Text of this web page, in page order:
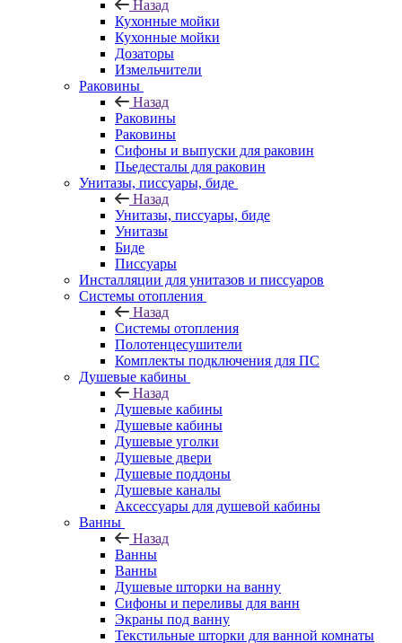
Назад
Кухонные мойки
Кухонные мойки
Дозаторы
Измельчители
Раковины
Назад
Раковины
Раковины
Сифоны и выпуски для раковин
Пьедесталы для раковин
Унитазы, писсуары, биде
Назад
Унитазы, писсуары, биде
Унитазы
Биде
Писсуары
Инсталляции для унитазов и писсуаров
Системы отопления
Назад
Системы отопления
Полотенцесушители
Комплекты подключения для ПС
Душевые кабины
Назад
Душевые кабины
Душевые кабины
Душевые уголки
Душевые двери
Душевые поддоны
Душевые каналы
Аксессуары для душевой кабины
Ванны
Назад
Ванны
Ванны
Душевые шторки на ванну
Сифоны и переливы для ванн
Экраны под ванну
Текстильные шторки для ванной комнаты